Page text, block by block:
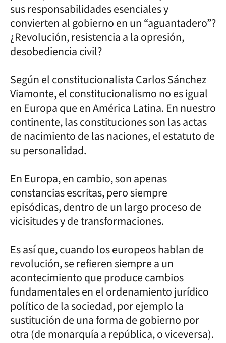
sus responsabilidades esenciales y
convierten al gobierno en un “aguantadero”?
¿Revolución, resistencia a la opresión,
desobediencia civil?
Según el constitucionalista Carlos Sánchez
Viamonte, el constitucionalismo no es igual
en Europa que en América Latina. En nuestro
continente, las constituciones son las actas
de nacimiento de las naciones, el estatuto de
su personalidad.
En Europa, en cambio, son apenas
constancias escritas, pero siempre
episódicas, dentro de un largo proceso de
vicisitudes y de transformaciones.
Es así que, cuando los europeos hablan de
revolución, se refieren siempre a un
acontecimiento que produce cambios
fundamentales en el ordenamiento jurídico
político de la sociedad, por ejemplo la
sustitución de una forma de gobierno por
otra (de monarquía a república, o viceversa).